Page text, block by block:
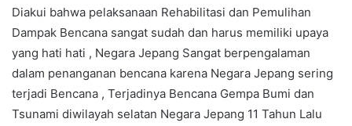
Diakui bahwa pelaksanaan Rehabilitasi dan Pemulihan
Dampak Bencana sangat sudah dan harus memiliki upaya
yang hati hati , Negara Jepang Sangat berpengalaman
dalam penanganan bencana karena Negara Jepang sering
terjadi Bencana , Terjadinya Bencana Gempa Bumi dan
Tsunami diwilayah selatan Negara Jepang 11 Tahun Lalu